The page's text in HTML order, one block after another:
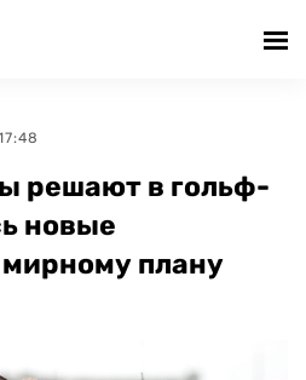
решают в гольф-
новые
плану